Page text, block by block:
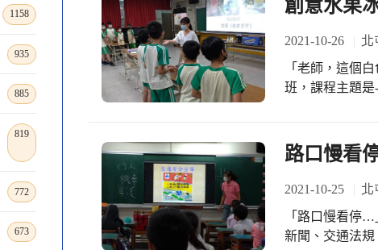
1158
935
885
819
772
673
創意水果
2021-10-26 北
「老師，這個
班，課程主題
漿或牛奶中，
路口慢看
2021-10-25 北
「路口慢看停
新聞、交通法